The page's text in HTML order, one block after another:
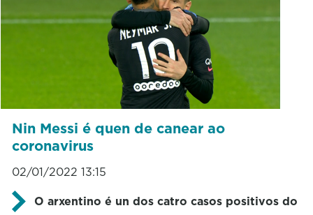
Nin Messi é quen de canear ao
coronavirus
02/01/2022 13:15
O arxentino é un dos catro casos positivos do